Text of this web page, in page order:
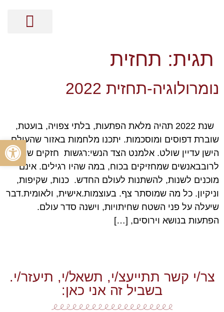
תגית: תחזית
נומרולוגיה-תחזית 2022
שנת 2022 תהיה מלאת הפתעות, בלתי צפויה, בועטת,
שוברת דפוסים ומוסכמות. יתכנו מלחמות באזור שהעולם
הישן עדיין שולט. אלמנט הצד הנשי:רגשות חזקים שולטים
לרובבאנשים שמחזיקים בכוח, במה שהיו רגילים. אינם
מוכנים לשנות, להשתנות לעולם החדש. כנות, שקיפות,
וניקיון. כל מה שמוסתר צף. בעוצמות.אישית, ולאומית.דבר
שיעלה על פני השטח שחיתויות, וישנה סדר עולם.
הפתעות בנושא וירוסים, […]
צר/י קשר תתייעצ/י, תשאל/י, תיעזר/י.
בשביל זה אני כאן:
פתח